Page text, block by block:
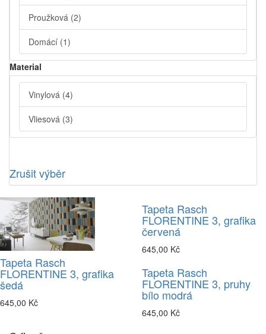
Proužková (2)
Domácí (1)
Material
Vinylová (4)
Vliesová (3)
Zrušit výběr
Tapeta Rasch
FLORENTINE 3, grafika
šedá
645,00 Kč
Tapeta Rasch
FLORENTINE 3, grafika
červená
645,00 Kč
Tapeta Rasch
FLORENTINE 3, pruhy
bílo modrá
645,00 Kč